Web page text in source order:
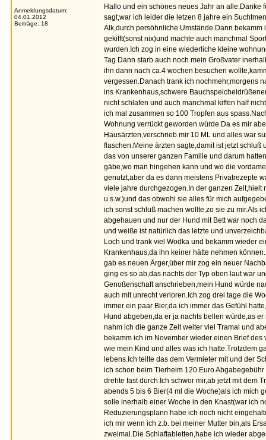
Anmeldungsdatum:
04.01.2012
Beiträge: 18
Hallo und ein schönes neues Jahr an alle.Danke
sagt,war ich leider die letzen 8 jahre ein
Alk,durch persöhnliche Umstände.Dann
gekifft(sonst nix)und machte auch manchmal
wurden.Ich zog in eine wiederliche kleine
Tag.Dann starb auch noch mein Großvater
ihn dann nach ca.4 wochen besuchen
vergessen.Danach trank ich nochmehr,morgens
ins Krankenhaus,schwere
nicht schlafen und auch manchmal kiffen half
ich mal zusammen so 100 Tropfen aus
Wohnung verrückt geworden würde.Da es mir
Hausärzten,verschrieb mir 10 ML und alles war
flaschen.Meine ärzten sagte,damit ist jetzt
das von unserer ganzen Familie und darum
gäbe,wo man hingehen kann und wo die
genutzt,aber da es dann meistens Privatrezepte
viele jahre durchgezogen.In der ganzen
u.s.w.)und das obwohl sie alles für mich
ich sonst schluß machen wollte,zo sie zu mir.Als
abgehauen und nur der Hund mit Bett war noch
und weiße ist natürlich das letzte und
Loch und trank viel Wodka und bekamm wieder
Krankenhaus,da ihn keiner hätte nehmen
gab es neuen Ärger,über mir zog ein neuer
ging es so ab,das nachts der Typ oben laut war
Genoßenschaft anschrieben,mein Hund würde
auch mit unrecht verloren.Ich zog drei tage die
immer ein paar Bier,da ich immer das Gefühl
Hund abgeben,da er ja nachts bellen würde,as
nahm ich die ganze Zeit weiter viel Tramal und
bekamm ich im November wieder einen Brief
wie mein Kind und alles was ich hatte.Trotzdem
lebens.Ich teilte das dem Vermieter mit und der
ich schon beim Tierheim 120 Euro
drehte fast durch.Ich schwor mir,ab jetzt mit dem
abends 5 bis 6 Bier(4 ml die Woche)als ich mich
solle inerhalb einer Woche in den Knast(war ich
Reduzierungsplann habe ich noch nicht
ich mir wenn ich z.b. bei meiner Mutter bin,als
zweimal.Die Schlaftabletten,habe ich wieder